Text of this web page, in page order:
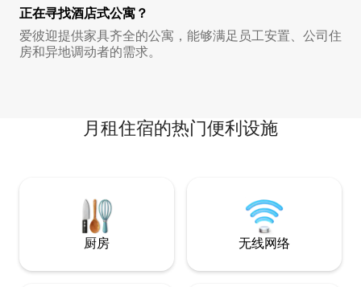
正在寻找酒店式公寓？
爱彼迎提供家具齐全的公寓，能够满足员工安置、公司住
房和异地调动者的需求。
月租住宿的热门便利设施
厨房 无线网络